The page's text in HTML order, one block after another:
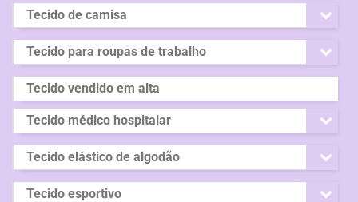
Tecido de camisa
Tecido para roupas de trabalho
Tecido vendido em alta
Tecido médico hospitalar
Tecido elástico de algodão
Tecido esportivo